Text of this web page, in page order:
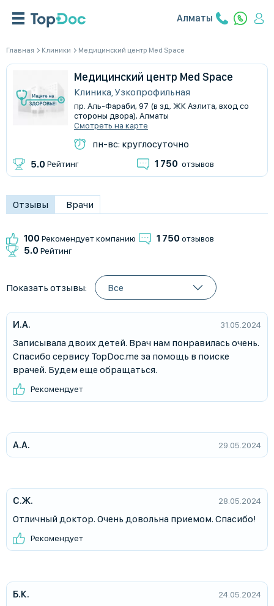
Алматы
Главная Клиники Медицинский центр Med Space
Медицинский центр Med Space
Клиника, Узкопрофильная
пр. Аль-Фараби, 97 (в зд. ЖК Аэлита, вход со
стороны двора), Алматы
Смотреть на карте
пн-вс: круглосуточно
5.0 Рейтинг 1 750 отзывов
Отзывы Врачи
100 Рекомендует компанию 1 750 отзывов
5.0 Рейтинг
Показать отзывы:
И.А. 31.05.2024
Записывала двоих детей. Врач нам понравилась очень.
Спасибо сервису TopDoc.me за помощь в поиске
врачей. Будем еще обращаться.
Рекомендует
А.А. 29.05.2024
С.Ж. 28.05.2024
Отличный доктор. Очень довольна приемом. Спасибо!
Рекомендует
Б.К. 24.05.2024